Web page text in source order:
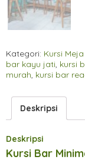
Kategori: Kursi
bar kayu jati, kursi
murah, kursi bar
Deskripsi
Deskripsi
Kursi Bar